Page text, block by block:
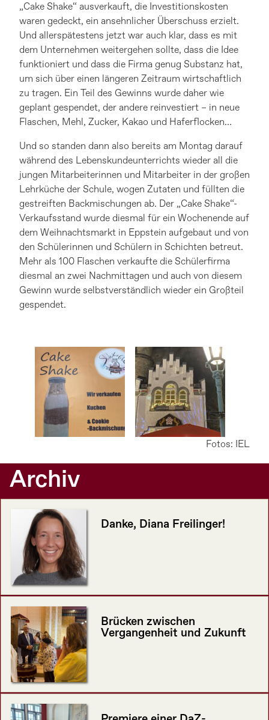
„Cake Shake“ ausverkauft, die Investitionskosten
waren gedeckt, ein ansehnlicher Überschuss erzielt.
Und allerspätestens jetzt war auch klar, dass es mit
dem Unternehmen weitergehen sollte, dass die Idee
funktioniert und dass die Firma genug Substanz hat,
um sich über einen längeren Zeitraum wirtschaftlich
zu tragen. Ein Teil des Gewinns wurde daher wie
geplant gespendet, der andere reinvestiert – in neue
Flaschen, Mehl, Zucker, Kakao und Haferflocken…
Und so standen dann also bereits am Montag darauf
während des Lebenskundeunterrichts wieder all die
jungen Mitarbeiterinnen und Mitarbeiter in der großen
Lehrküche der Schule, wogen Zutaten und füllten die
gestreiften Backmischungen ab. Der „Cake Shake“-
Verkaufsstand wurde diesmal für ein Wochenende auf
dem Weihnachtsmarkt in Eppstein aufgebaut und von
den Schülerinnen und Schülern in Schichten betreut.
Mehr als 100 Flaschen verkaufte die Schülerfirma
diesmal an zwei Nachmittagen und auch von diesem
Gewinn wurde selbstverständlich wieder ein Großteil
gespendet.
Fotos: IEL
Archiv
Danke, Diana Freilinger!
Brücken zwischen
Vergangenheit und Zukunft